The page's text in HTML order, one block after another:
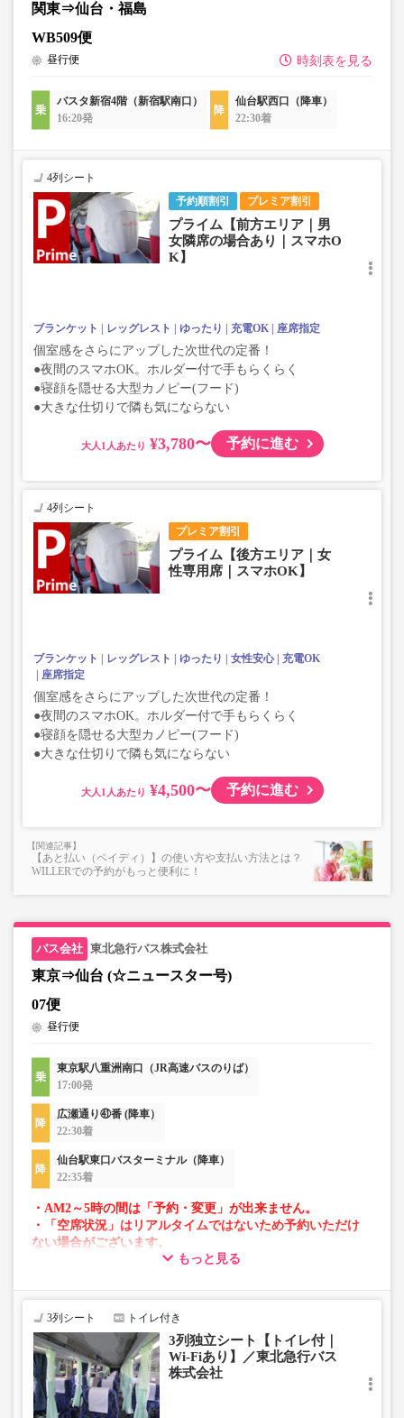
関東⇒仙台・福島
WB509便
時刻表を見る
昼行便
バスタ新宿4階（新宿駅南口）
16:20発
仙台駅西口（降車）
22:30着
予約順割引 プレミア割引
4列シート
プライム【前方エリア｜男
女隣席の場合あり｜スマホO
K】
ブランケット レッグレスト ゆったり 充電OK 座席指定
個室感をさらにアップした次世代の定番！
●夜間のスマホOK。ホルダー付で手もらくらく
●寝顔を隠せる大型カノピー(フード)
●大きな仕切りで隣も気にならない
大人 ¥3,780〜 予約に進む
プレミア割引
4列シート
プライム【後方エリア｜女
性専用席｜スマホOK】
ブランケット レッグレスト ゆったり 女性安心
充電OK
座席指定
個室感をさらにアップした次世代の定番！
●夜間のスマホOK。ホルダー付で手もらくらく
●寝顔を隠せる大型カノピー(フード)
●大きな仕切りで隣も気にならない
大人 ¥4,500〜 予約に進む
【あと払い（ペイディ）】の使い方や支払い方法とは？
WILLERでの予約がもっと便利に！
東北急行バス株式会社
東京⇒仙台 (☆ニュースター号)
07便
昼行便
東京駅八重洲南口（JR高速バスのりば）
17:00発
広瀬通り㊶番 (降車）
22:30着
仙台駅東口バスターミナル（降車）
22:35着
・AM2～5時の間は「予約・変更」が出来ません。
・「空席状況」はリアルタイムではないため予約いただけ
ない場合がございます。
・車両は予告なく変更となる場合がございます。これに伴
で、あらかじめご了承ください。
もっと見る
3列シート トイレ付き
3列独立シート【トイレ付｜
Wi-Fiあり】／東北急行バス
株式会社